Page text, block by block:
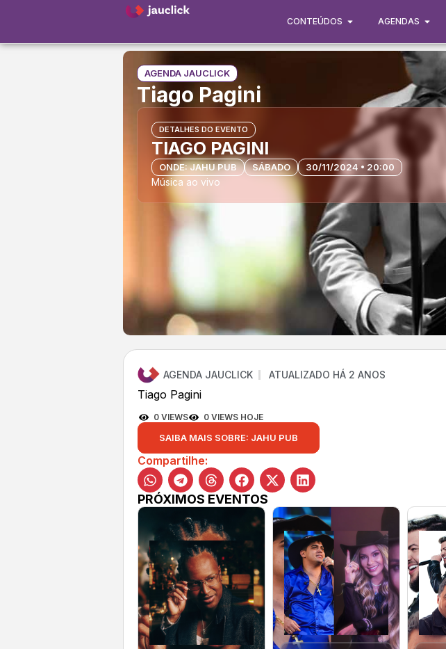
CONTEÚDOS AGENDAS
AGENDA JAUCLICK
Tiago Pagini
DETALHES DO EVENTO
TIAGO PAGINI
ONDE: JAHU PUB SÁBADO 30/11/2024 • 20:00
Música ao vivo
AGENDA JAUCLICK ATUALIZADO HÁ 2 ANOS
Tiago Pagini
0 VIEWS 0 VIEWS HOJE
SAIBA MAIS SOBRE: JAHU PUB
Compartilhe:
PRÓXIMOS EVENTOS